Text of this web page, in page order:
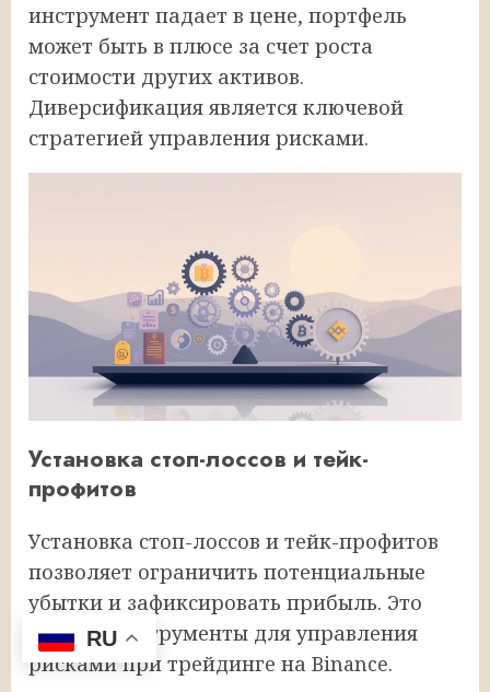
инструмент падает в цене, портфель
может быть в плюсе за счет роста
стоимости других активов.
Диверсификация является ключевой
стратегией управления рисками.
Установка стоп-лоссов и тейк-
профитов
Установка стоп-лоссов и тейк-профитов
позволяет ограничить потенциальные
убытки и зафиксировать прибыль. Это
важные инструменты для управления
рисками при трейдинге на Binance.
RU